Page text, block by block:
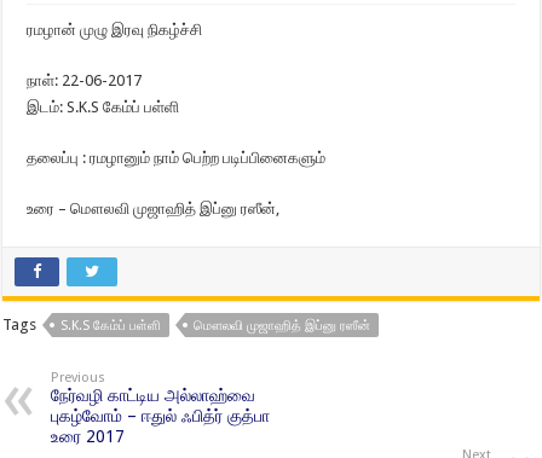
ரமழான் முழு இரவு நிகழ்ச்சி
நாள்: 22-06-2017
இடம்: S.K.S கேம்ப் பள்ளி
தலைப்பு : ரமழானும் நாம் பெற்ற படிப்பினைகளும்
உரை – மௌலவி முஜாஹித் இப்னு ரஸீன்,
Tags S.K.S கேம்ப் பள்ளி மௌலவி முஜாஹித் இப்னு ரஸீன்
Previous
நேர்வழி காட்டிய அல்லாஹ்வை
புகழ்வோம் – ஈதுல் ஃபித்ர் குத்பா
உரை 2017